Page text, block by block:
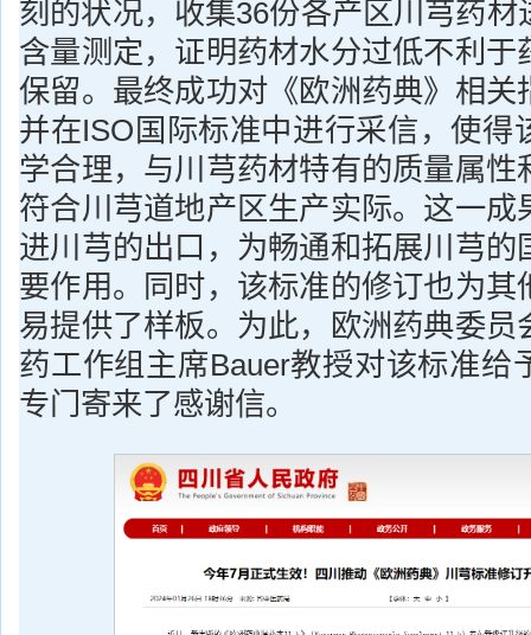
刻的状况，收集36份各产区川芎药材
含量测定，证明药材水分过低不利于
保留。最终成功对《欧洲药典》相关
并在ISO国际标准中进行采信，使得
学合理，与川芎药材特有的质量属性
符合川芎道地产区生产实际。这一成
进川芎的出口，为畅通和拓展川芎的
要作用。同时，该标准的修订也为其
易提供了样板。为此，欧洲药典委员
药工作组主席Bauer教授对该标准给
专门寄来了感谢信。